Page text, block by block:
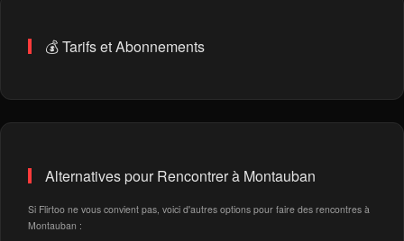
💰 Tarifs et Abonnements
Alternatives pour Rencontrer à Montauban
Si Flirtoo ne vous convient pas, voici d'autres options pour faire des rencontres à
Montauban :